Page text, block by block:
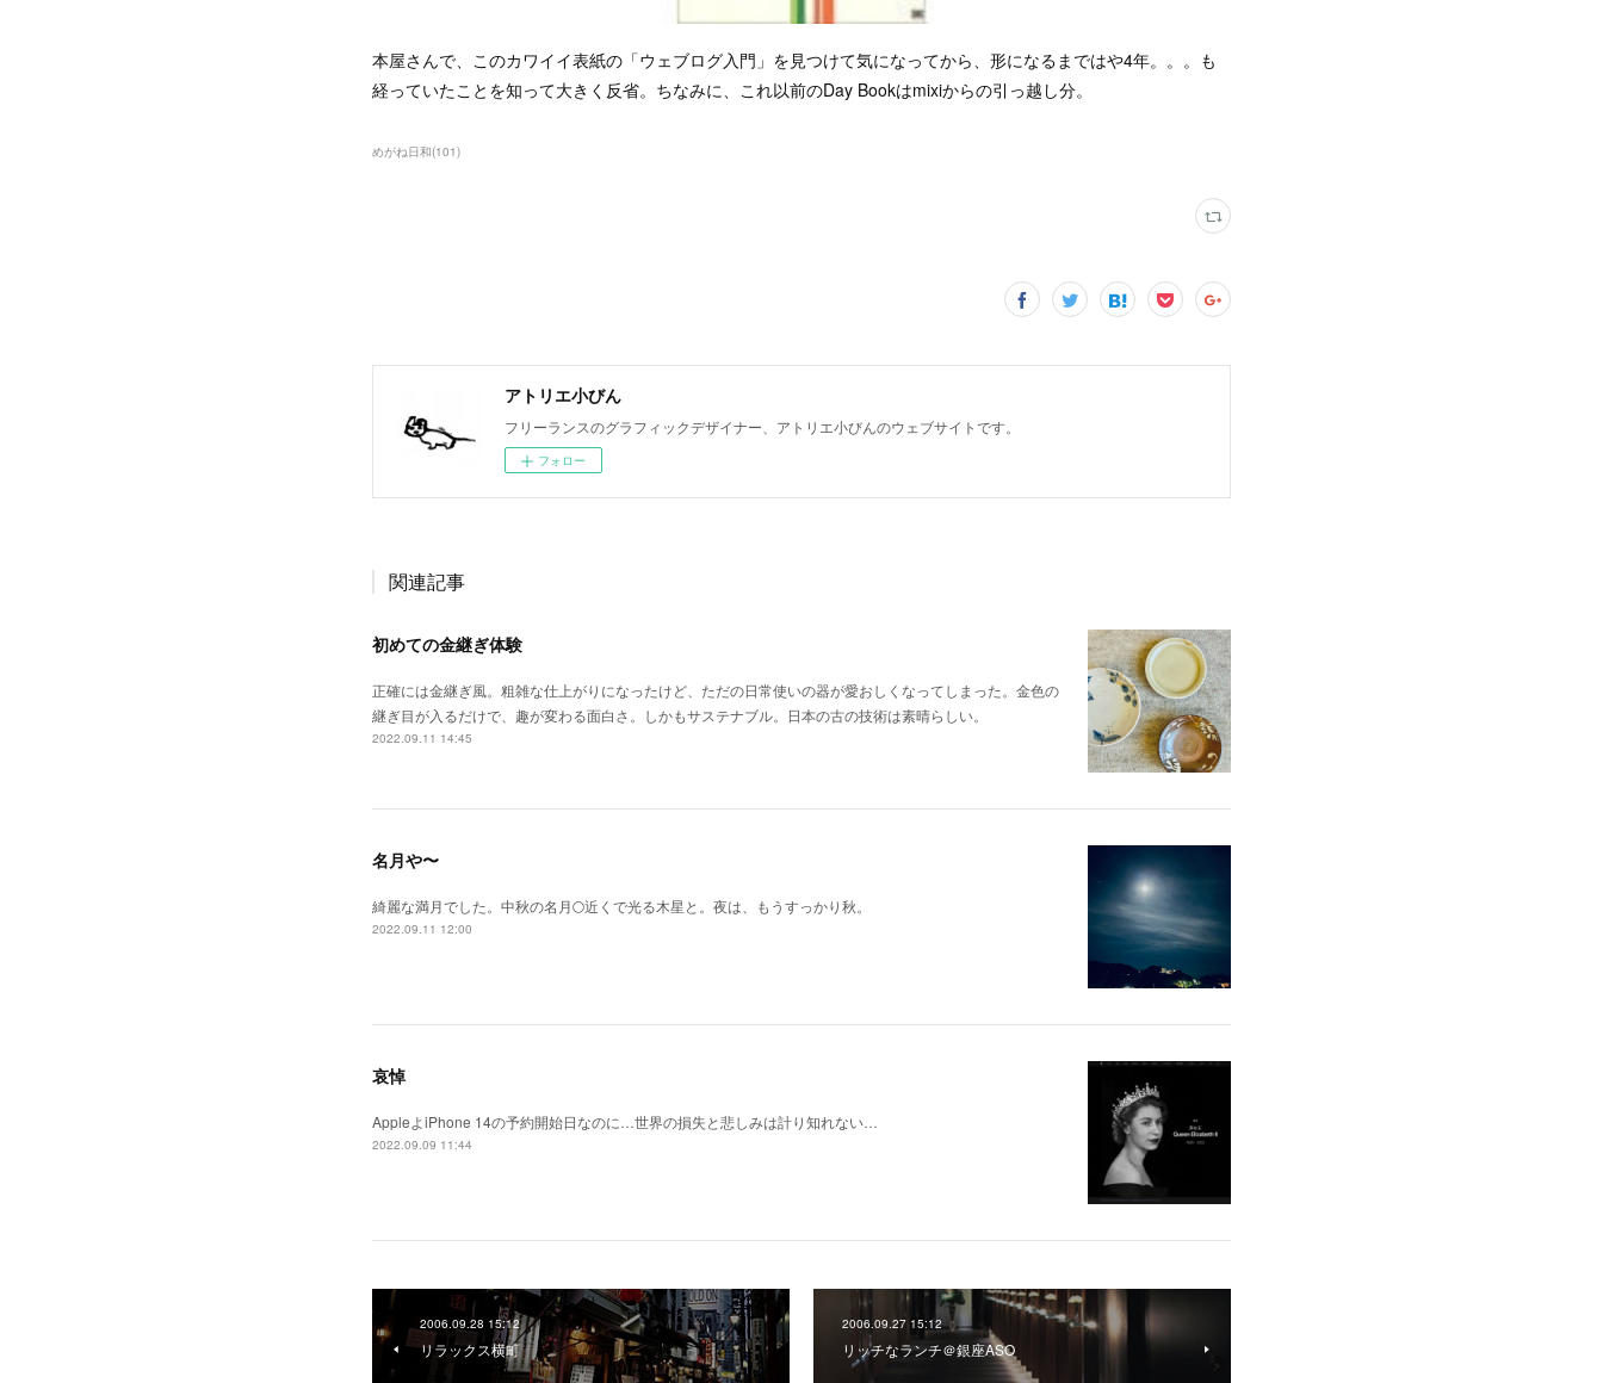
本屋さんで、このカワイイ表紙の「ウェブログ入門」を見つけて気になってから、形になるまではや4年。。。も
経っていたことを知って大きく反省。ちなみに、これ以前のDay Bookはmixiからの引っ越し分。
めがね日和(101)
アトリエ小びん
フリーランスのグラフィックデザイナー、アトリエ小びんのウェブサイトです。
フォロー
関連記事
初めての金継ぎ体験
正確には金継ぎ風。粗雑な仕上がりになったけど、ただの日常使いの器が愛おしくなってしまった。金色の
継ぎ目が入るだけで、趣が変わる面白さ。しかもサステナブル。日本の古の技術は素晴らしい。
2022.09.11 14:45
名月や〜
綺麗な満月でした。中秋の名月🌕近くで光る木星と。夜は、もうすっかり秋。
2022.09.11 12:00
哀悼
AppleよiPhone 14の予約開始日なのに…世界の損失と悲しみは計り知れない…
2022.09.09 11:44
2006.09.28 15:12
リラックス横町
2006.09.27 15:12
リッチなランチ＠銀座ASO